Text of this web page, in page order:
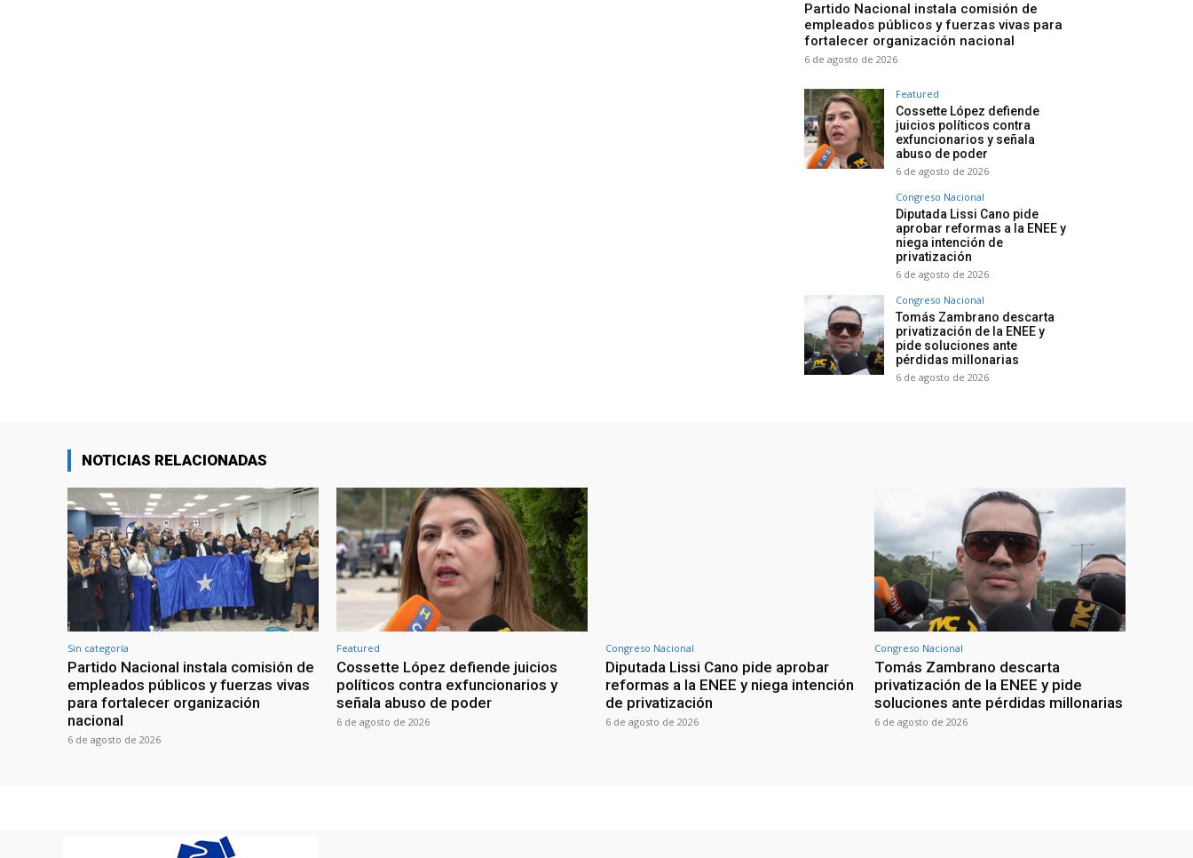
Partido Nacional instala comisión de
empleados públicos y fuerzas vivas para
fortalecer organización nacional
6 de agosto de 2026
Featured
Cossette López defiende
juicios políticos contra
exfuncionarios y señala
abuso de poder
6 de agosto de 2026
Congreso Nacional
Diputada Lissi Cano pide
aprobar reformas a la ENEE y
niega intención de
privatización
6 de agosto de 2026
Congreso Nacional
Tomás Zambrano descarta
privatización de la ENEE y
pide soluciones ante
pérdidas millonarias
6 de agosto de 2026
NOTICIAS RELACIONADAS
Sin categoría
Partido Nacional instala comisión de
empleados públicos y fuerzas vivas
para fortalecer organización
nacional
6 de agosto de 2026
Featured
Cossette López defiende juicios
políticos contra exfuncionarios y
señala abuso de poder
6 de agosto de 2026
Congreso Nacional
Diputada Lissi Cano pide aprobar
reformas a la ENEE y niega intención
de privatización
6 de agosto de 2026
Congreso Nacional
Tomás Zambrano descarta
privatización de la ENEE y pide
soluciones ante pérdidas millonarias
6 de agosto de 2026